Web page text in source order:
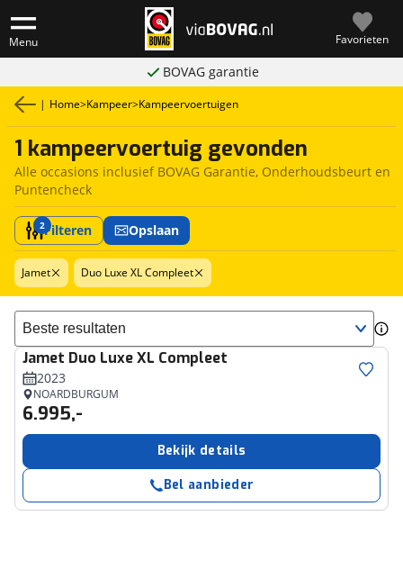
Menu Favorieten
BOVAG garantie
| Home>Kampeer>Kampeervoertuigen
1 kampeervoertuig gevonden
Alle occasions inclusief BOVAG Garantie, Onderhoudsbeurt en
Puntencheck
2Filteren Opslaan
Jamet Duo Luxe XL Compleet
Sorteer resultaten
Jamet Duo Luxe XL Compleet
2023
NOARDBURGUM
6.995,-
Bekijk details
Bel aanbieder